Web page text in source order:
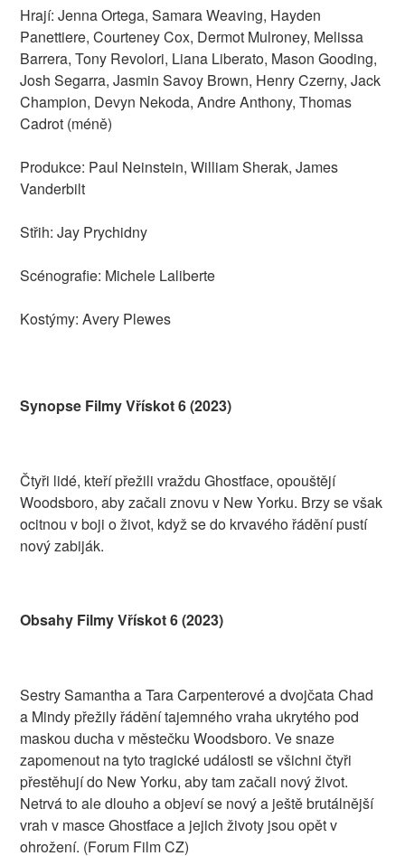
Hrají: Jenna Ortega, Samara Weaving, Hayden
Panettiere, Courteney Cox, Dermot Mulroney, Melissa
Barrera, Tony Revolori, Liana Liberato, Mason Gooding,
Josh Segarra, Jasmin Savoy Brown, Henry Czerny, Jack
Champion, Devyn Nekoda, Andre Anthony, Thomas
Cadrot (méně)
Produkce: Paul Neinstein, William Sherak, James
Vanderbilt
Střih: Jay Prychidny
Scénografie: Michele Laliberte
Kostýmy: Avery Plewes
Synopse Filmy Vřískot 6 (2023)
Čtyři lidé, kteří přežili vraždu Ghostface, opouštějí
Woodsboro, aby začali znovu v New Yorku. Brzy se však
ocitnou v boji o život, když se do krvavého řádění pustí
nový zabiják.
Obsahy Filmy Vřískot 6 (2023)
Sestry Samantha a Tara Carpenterové a dvojčata Chad
a Mindy přežily řádění tajemného vraha ukrytého pod
maskou ducha v městečku Woodsboro. Ve snaze
zapomenout na tyto tragické události se všichni čtyři
přestěhují do New Yorku, aby tam začali nový život.
Netrvá to ale dlouho a objeví se nový a ještě brutálnější
vrah v masce Ghostface a jejich životy jsou opět v
ohrožení. (Forum Film CZ)